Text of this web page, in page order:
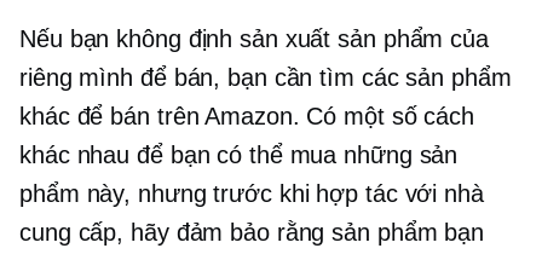
Nếu bạn không định sản xuất sản phẩm của
riêng mình để bán, bạn cần tìm các sản phẩm
khác để bán trên Amazon. Có một số cách
khác nhau để bạn có thể mua những sản
phẩm này, nhưng trước khi hợp tác với nhà
cung cấp, hãy đảm bảo rằng sản phẩm bạn